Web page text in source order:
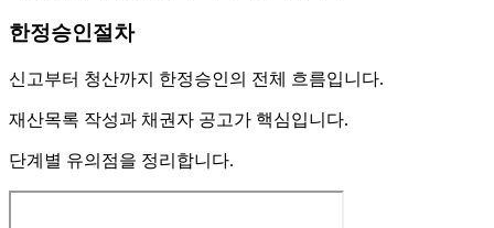
한정승인절차
신고부터 청산까지 한정승인의 전체 흐름입니다.
재산목록 작성과 채권자 공고가 핵심입니다.
단계별 유의점을 정리합니다.